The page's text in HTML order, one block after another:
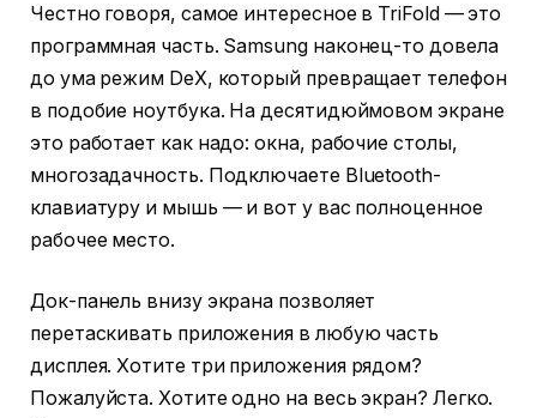
Честно говоря, самое интересное в TriFold — это
программная часть. Samsung наконец-то довела
до ума режим DeX, который превращает телефон
в подобие ноутбука. На десятидюймовом экране
это работает как надо: окна, рабочие столы,
многозадачность. Подключаете Bluetooth-
клавиатуру и мышь — и вот у вас полноценное
рабочее место.
Док-панель внизу экрана позволяет
перетаскивать приложения в любую часть
дисплея. Хотите три приложения рядом?
Пожалуйста. Хотите одно на весь экран? Легко.